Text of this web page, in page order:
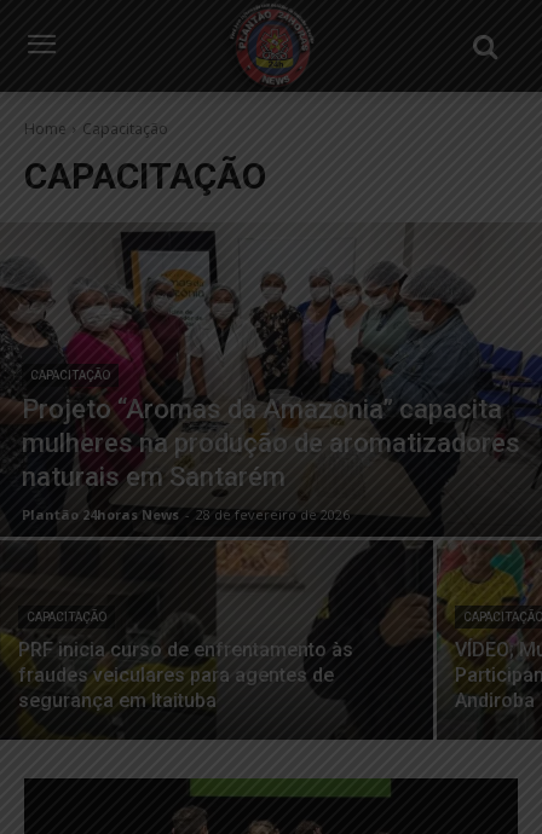
Home Capacitação
CAPACITAÇÃO
CAPACITAÇÃO
Projeto “Aromas da Amazônia” capacita
mulheres na produção de aromatizadores
naturais em Santarém
Plantão 24horas News - 28 de fevereiro de 2026
CAPACITAÇÃO
PRF inicia curso de enfrentamento às
fraudes veiculares para agentes de
segurança em Itaituba
VÍDEO;
Andiroba